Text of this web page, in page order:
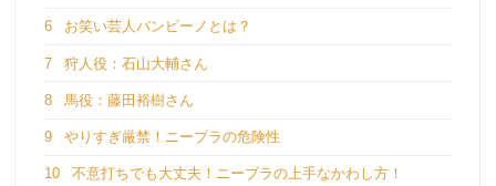
6 お笑い芸人バンビーノとは？
7 狩人役：石山大輔さん
8 馬役：藤田裕樹さん
9 やりすぎ厳禁！ニーブラの危険性
10 不意打ちでも大丈夫！ニーブラの上手なかわし方！